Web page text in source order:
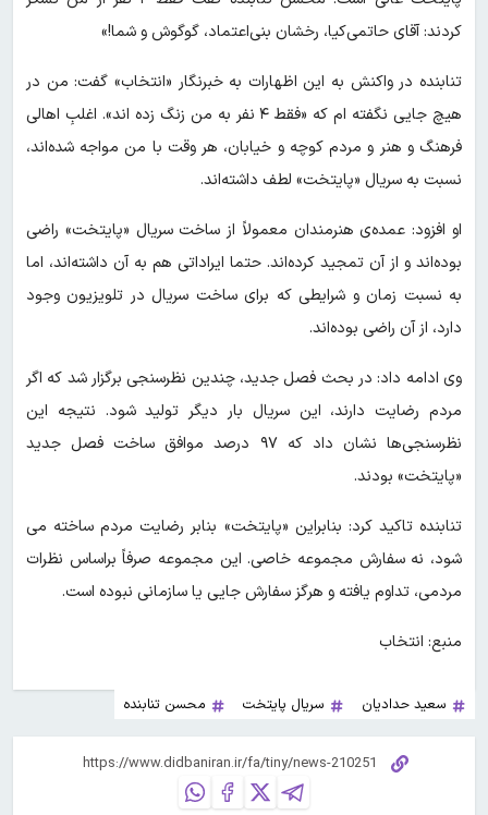
کردند: آقای حاتمی‌کیا، رخشان بنی‌اعتماد، گوگوش و شما!»
تنابنده در واکنش به این اظهارات به خبرنگار «انتخاب» گفت: من در
هیچ جایی نگفته ام که «فقط ۴ نفر به من زنگ زده اند». اغلبِ اهالی
فرهنگ و هنر و مردم کوچه و خیابان، هر وقت با من مواجه شده‌اند،
نسبت به سریال «پایتخت» لطف داشته‌اند.
او افزود: عمده‌ی هنرمندان معمولاً از ساخت سریال «پایتخت» راضی
بوده‌اند و از آن تمجید کرده‌اند. حتما ایراداتی هم به آن داشته‌اند، اما
به نسبت زمان و شرایطی که برای ساخت سریال در تلویزیون وجود
دارد، از آن راضی بوده‌اند.
وی ادامه داد: در بحث فصل جدید، چندین نظرسنجی برگزار شد که اگر
مردم رضایت دارند، این سریال بار دیگر تولید شود. نتیجه این
نظرسنجی‌ها نشان داد که ۹۷ درصد موافق ساخت فصل جدید
«پایتخت» بودند.
تنابنده تاکید کرد: بنابراین «پایتخت» بنابر رضایت مردم ساخته می
شود، نه سفارش مجموعه خاصی. این مجموعه صرفاً براساس نظرات
مردمی، تداوم یافته و هرگز سفارش جایی یا سازمانی نبوده است.
منبع: انتخاب
سعید حدادیان سریال پایتخت محسن تنابنده